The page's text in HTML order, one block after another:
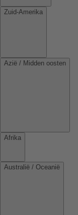
Zuid-Amerika
Azië / Midden oosten
Afrika
Australië / Oceanië